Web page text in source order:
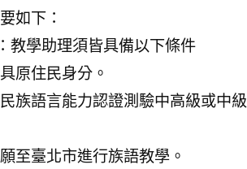
如下：
教學助理須皆具備以下條件
原住民身分。
族語言能力認證測驗中高級或中
至臺北市進行族語教學。